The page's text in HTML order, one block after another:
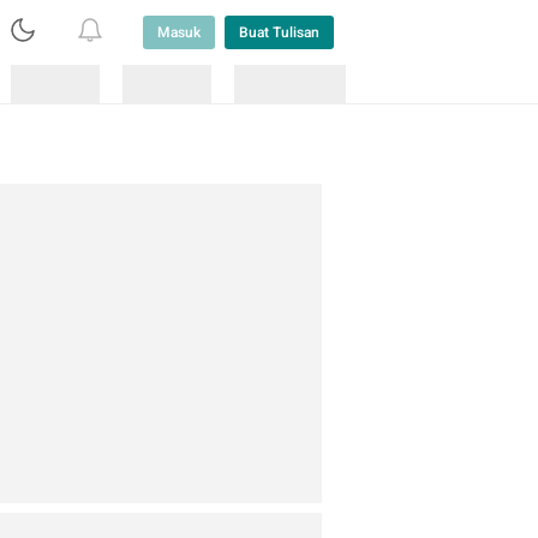
Masuk Buat Tulisan